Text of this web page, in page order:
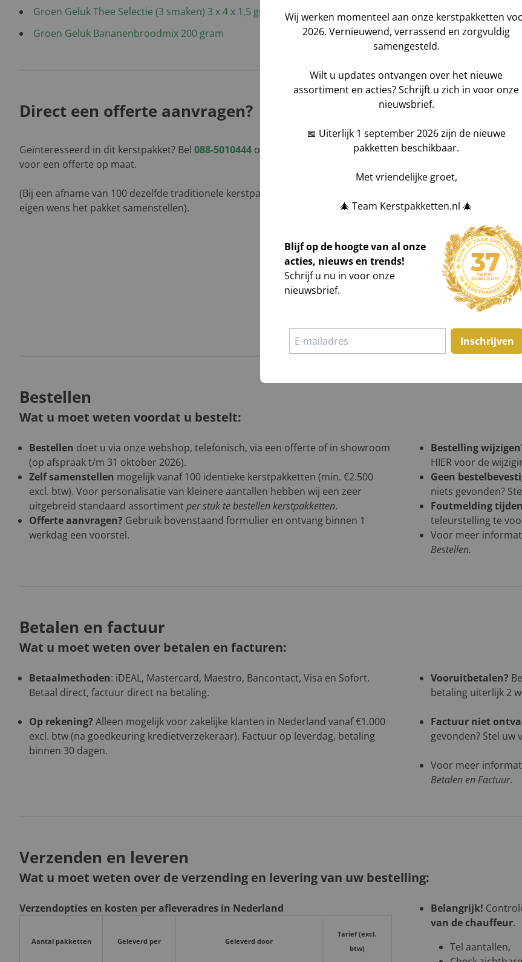
Groen Geluk Thee Selectie (3 smaken) 3 x 4 x 1,5 gram
Groen Geluk Bananenbroodmix 200 gram
Feestelijke
Direct een offerte aanvragen?
Geïnteresseerd in dit kerstpakket? Bel 088-5010444 of laat uw gegevens achter
voor een offerte op maat.
(Bij een afname van 100 dezelfde traditionele kerstpakketten kunt u geheel naar
eigen wens het pakket samenstellen).
Aantal
Bestellen
Wat u moet weten voordat u bestelt:
Bestellen doet u via onze webshop, telefonisch, via een offerte of in showroom
(op afspraak t/m 31 oktober 2026).
Zelf samenstellen mogelijk vanaf 100 identieke kerstpakketten (min. €2.500
excl. btw). Voor personalisatie van kleinere aantallen hebben wij een zeer
uitgebreid standaard assortimentper stuk te bestellen kerstpakketten.
Offerte aanvragen? Gebruik bovenstaand formulier en ontvang binnen 1
werkdag een voorstel.
Bestelling
HIERvoor de
Geen
niets gevonden?
Foutmelding
teleurstelling te
Voor meer
Bestellen.
Betalen en factuur
Wat u moet weten over betalen en facturen:
Betaalmethoden: iDEAL, Mastercard, Maestro, Bancontact, Visa en Sofort.
Betaal direct, factuur direct na betaling.
Op rekening? Alleen mogelijk voor zakelijke klanten in Nederland vanaf €1.000
excl. btw (na goedkeuring kredietverzekeraar). Factuur op leverdag, betaling
binnen 30 dagen.
Vooruitbetalen?
betaling uiterlijk 2
Factuur niet
gevonden? Stel uw
Voor meer
Betalen en Factuur.
Verzenden en leveren
Wat u moet weten over de verzending en levering van uw bestelling:
Verzendopties en kosten per afleveradres in Nederland
Aantal pakketten Geleverd per Geleverd door
Tarief (excl.
btw)
Belangrijk!
van de chauffeur.
Tel aantallen,
Wij werken momenteel aan onze kerstpakketten
2026. Vernieuwend, verrassend en zorgvuldig
samengesteld.
Wilt u updates ontvangen over het nieuwe
assortiment en acties? Schrijft u zich in voor onze
nieuwsbrief.
📅 Uiterlijk 1 september 2026 zijn de nieuwe
pakketten beschikbaar.
Met vriendelijke groet,
🎄 Team Kerstpakketten.nl 🎄
Blijf op de hoogte van al onze
acties, nieuws en trends!
Schrijf u nu in voor onze
nieuwsbrief.
Inschrijven